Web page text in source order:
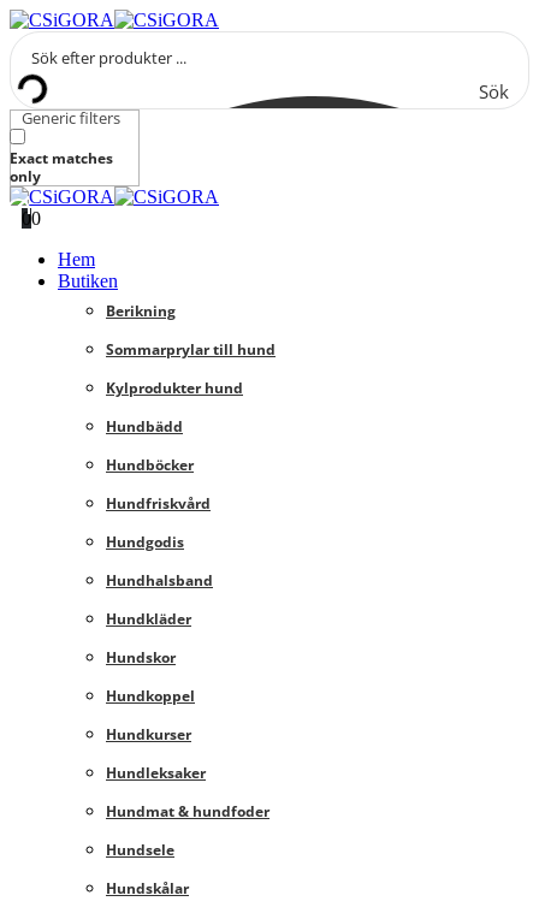
Sök
Generic filters
Exact matches
only
00
Hem
Butiken
Berikning
Sommarprylar till hund
Kylprodukter hund
Hundbädd
Hundböcker
Hundfriskvård
Hundgodis
Hundhalsband
Hundkläder
Hundskor
Hundkoppel
Hundkurser
Hundleksaker
Hundmat & hundfoder
Hundsele
Hundskålar